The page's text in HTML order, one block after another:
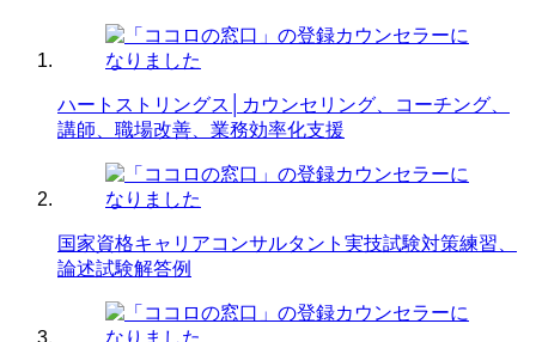
ハートストリングス│カウンセリング、コーチング、
講師、職場改善、業務効率化支援
国家資格キャリアコンサルタント実技試験対策練習、
論述試験解答例